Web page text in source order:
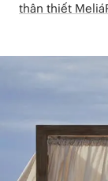
thân thiết